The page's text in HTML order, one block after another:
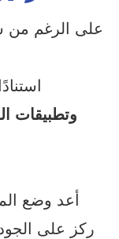
على الرغم من
وتطبيقات
أعد وضع
ركز على